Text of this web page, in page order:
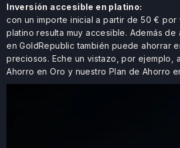
Inversión accesible en platino:
con un importe inicial a partir de 50 € por
platino resulta muy accesible. Además de
en GoldRepublic también puede ahorrar
preciosos. Eche un vistazo, por ejemplo,
Ahorro en Oro y nuestro Plan de Ahorro